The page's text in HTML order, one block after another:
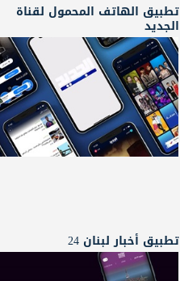
تطبيق الهاتف المحمول لقناة
الجديد
تطبيق أخبار لبنان 24